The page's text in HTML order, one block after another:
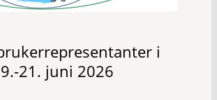
i
21. juni 2026